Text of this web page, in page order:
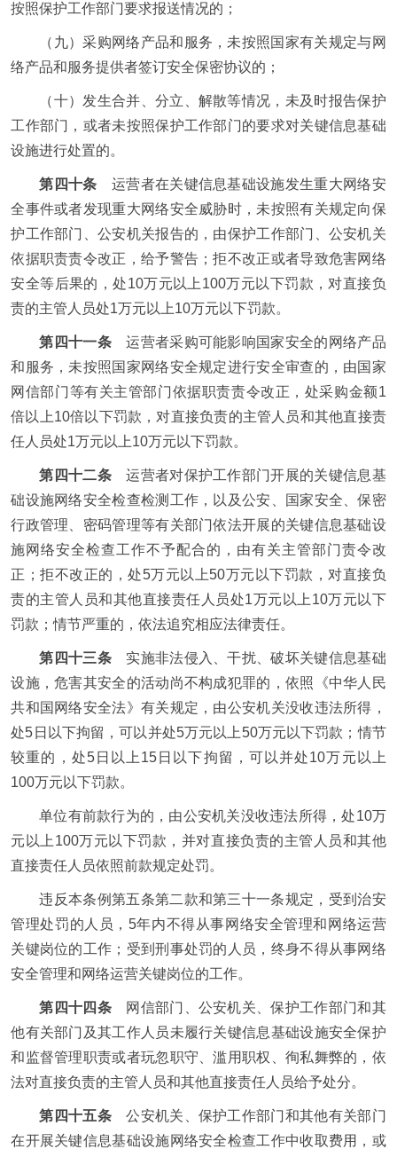
按照保护工作部门要求报送情况的；
（九）采购网络产品和服务，未按照国家有关规定与网
络产品和服务提供者签订安全保密协议的；
（十）发生合并、分立、解散等情况，未及时报告保护
工作部门，或者未按照保护工作部门的要求对关键信息基础
设施进行处置的。
第四十条 运营者在关键信息基础设施发生重大网络安
全事件或者发现重大网络安全威胁时，未按照有关规定向保
护工作部门、公安机关报告的，由保护工作部门、公安机关
依据职责责令改正，给予警告；拒不改正或者导致危害网络
安全等后果的，处10万元以上100万元以下罚款，对直接负
责的主管人员处1万元以上10万元以下罚款。
第四十一条运营者采购可能影响国家安全的网络产品
和服务，未按照国家网络安全规定进行安全审查的，由国家
网信部门等有关主管部门依据职责责令改正，处采购金额1
倍以上10倍以下罚款，对直接负责的主管人员和其他直接责
任人员处1万元以上10万元以下罚款。
第四十二条运营者对保护工作部门开展的关键信息基
础设施网络安全检查检测工作，以及公安、国家安全、保密
行政管理、密码管理等有关部门依法开展的关键信息基础设
施网络安全检查工作不予配合的，由有关主管部门责令改
正；拒不改正的，处5万元以上50万元以下罚款，对直接负
责的主管人员和其他直接责任人员处1万元以上10万元以下
罚款；情节严重的，依法追究相应法律责任。
第四十三条实施非法侵入、干扰、破坏关键信息基础
设施，危害其安全的活动尚不构成犯罪的，依照《中华人民
共和国网络安全法》有关规定，由公安机关没收违法所得，
处5日以下拘留，可以并处5万元以上50万元以下罚款；情节
较重的，处5日以上15日以下拘留，可以并处10万元以上
100万元以下罚款。
单位有前款行为的，由公安机关没收违法所得，处10万
元以上100万元以下罚款，并对直接负责的主管人员和其他
直接责任人员依照前款规定处罚。
违反本条例第五条第二款和第三十一条规定，受到治安
管理处罚的人员，5年内不得从事网络安全管理和网络运营
关键岗位的工作；受到刑事处罚的人员，终身不得从事网络
安全管理和网络运营关键岗位的工作。
第四十四条网信部门、公安机关、保护工作部门和其
他有关部门及其工作人员未履行关键信息基础设施安全保护
和监督管理职责或者玩忽职守、滥用职权、徇私舞弊的，依
法对直接负责的主管人员和其他直接责任人员给予处分。
第四十五条公安机关、保护工作部门和其他有关部门
在开展关键信息基础设施网络安全检查工作中收取费用，或